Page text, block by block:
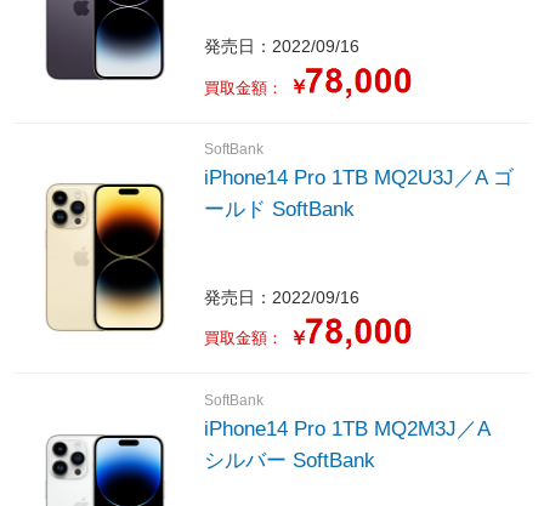
発売日：2022/09/16
買取金額： ￥
SoftBank
iPhone14 Pro 1TB MQ2U3J／A ゴ
ールド SoftBank
発売日：2022/09/16
買取金額： ￥
SoftBank
iPhone14 Pro 1TB MQ2M3J／A
シルバー SoftBank